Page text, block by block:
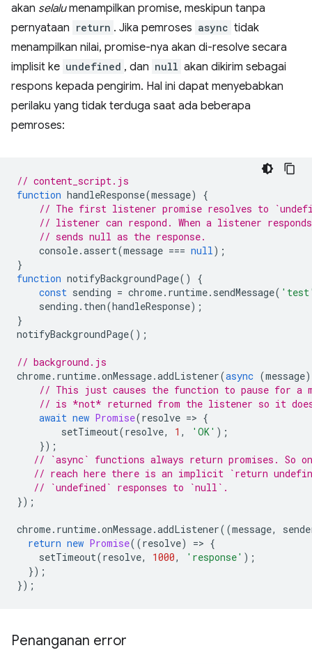
akan selalumenampilkan promise, meskipun tanpa
pernyataan return . Jika pemroses async tidak
menampilkan nilai, promise-nya akan di-resolve secara
implisit ke undefined , dan null akan dikirim sebagai
respons kepada pengirim. Hal ini dapat menyebabkan
perilaku yang tidak terduga saat ada beberapa
pemroses:
// content_script.js
function handleResponse(message)
{
// The first listener promise resolves to
// listener can respond. When a listener
// sends null as the response.
console.assert(message === null);
}
function notifyBackgroundPage()
{
const sending = chrome. runtime. sendMessage(
sending . then(handleResponse);
}
notifyBackgroundPage();
// background.js
chrome. runtime.onMessage.addListener(async (message)
// This just causes the function to pause for a
// is *not* returned from the listener so it
await new Promise(resolve => {
setTimeout(resolve, 1 , 'OK' );
});
// `async` functions always return promises. So
// reach here there is an implicit `return
// `undefined` responses to `null`.
});
chrome. runtime.onMessage.addListener((message,
return new Promise((resolve) => {
setTimeout(resolve, 1000, 'response' );
});
});
Penanganan error